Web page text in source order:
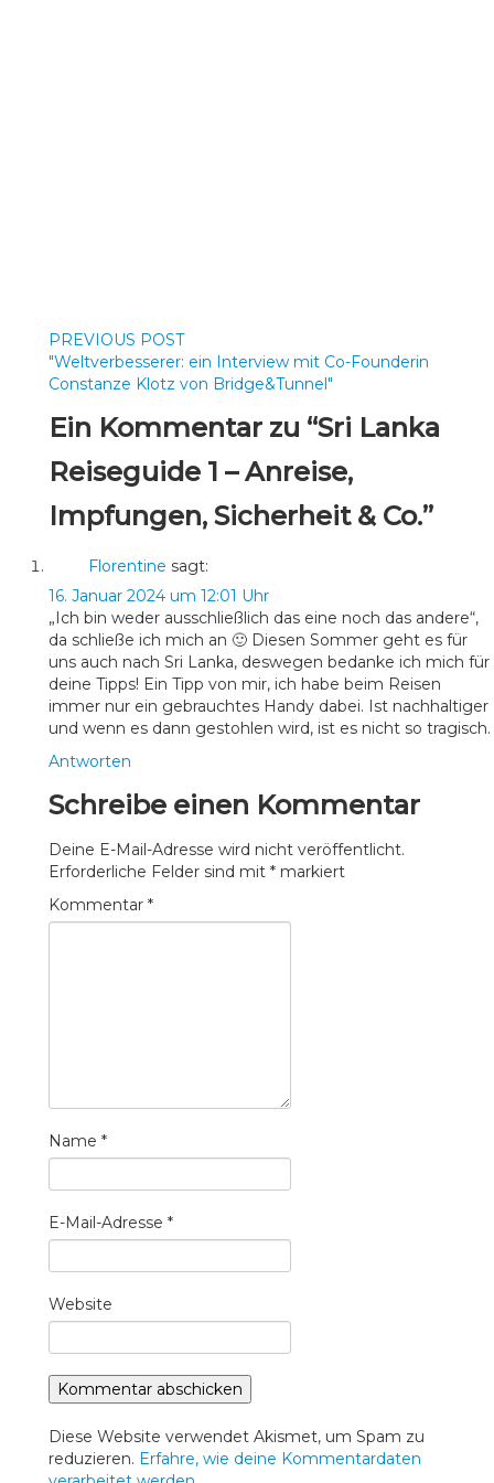
PREVIOUS POST
"Weltverbesserer: ein Interview mit Co-Founderin
Constanze Klotz von Bridge&Tunnel"
Ein Kommentar zu “Sri Lanka
Reiseguide 1 – Anreise,
Impfungen, Sicherheit & Co.”
Florentine sagt:
16. Januar 2024 um 12:01 Uhr
„Ich bin weder ausschließlich das eine noch das andere“,
da schließe ich mich an 🙂 Diesen Sommer geht es für
uns auch nach Sri Lanka, deswegen bedanke ich mich für
deine Tipps! Ein Tipp von mir, ich habe beim Reisen
immer nur ein gebrauchtes Handy dabei. Ist nachhaltiger
und wenn es dann gestohlen wird, ist es nicht so tragisch.
Antworten
Schreibe einen Kommentar
Deine E-Mail-Adresse wird nicht veröffentlicht.
Erforderliche Felder sind mit * markiert
Kommentar *
Name *
E-Mail-Adresse *
Website
Diese Website verwendet Akismet, um Spam zu
reduzieren. Erfahre, wie deine Kommentardaten